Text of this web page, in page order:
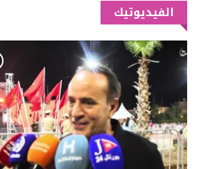
الفيديوتيك